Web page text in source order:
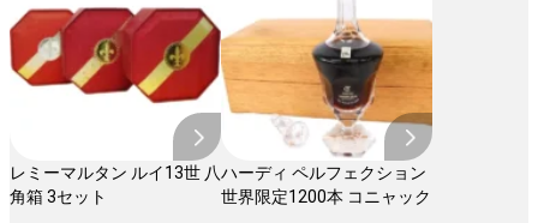
レミーマルタン ルイ13世 八
角箱 3セット
ハーディ ペルフェクション
世界限定1200本 コニャック